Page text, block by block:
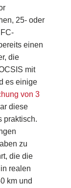
25- oder
einen
die
mit
es einige
von 3
diese
praktisch.
zu
die die
realen
km und